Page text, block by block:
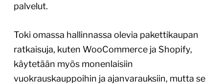
palvelut.
Toki omassa hallinnassa olevia pakettikaupan
ratkaisuja, kuten WooCommerce ja Shopify,
käytetään myös monenlaisiin
vuokrauskauppoihin ja ajanvarauksiin, mutta se